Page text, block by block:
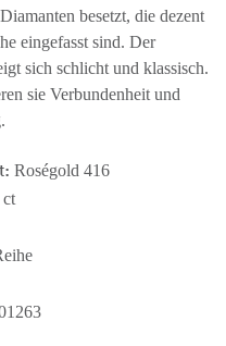
besetzt, die dezent
eingefasst sind. Der
sich schlicht und klassisch.
sie Verbundenheit und
Roségold 416
ct